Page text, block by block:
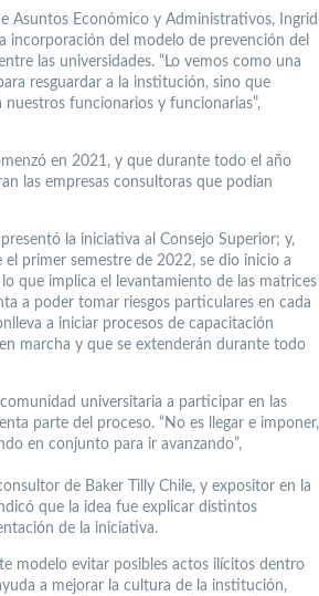
Asuntos Económico y Administrativos, Ingrid
incorporación del modelo de prevención del
las universidades. “Lo vemos como una
resguardar a la institución, sino que
nuestros funcionarios y funcionarias”,
en 2021, y que durante todo el año
las empresas consultoras que podían
la iniciativa al Consejo Superior; y,
primer semestre de 2022, se dio inicio a
que implica el levantamiento de las matrices
a poder tomar riesgos particulares en cada
a iniciar procesos de capacitación
marcha y que se extenderán durante todo
universitaria a participar en las
parte del proceso. “No es llegar e imponer,
en conjunto para ir avanzando”,
de Baker Tilly Chile, y expositor en la
que la idea fue explicar distintos
de la iniciativa.
modelo evitar posibles actos ilícitos dentro
a mejorar la cultura de la institución,